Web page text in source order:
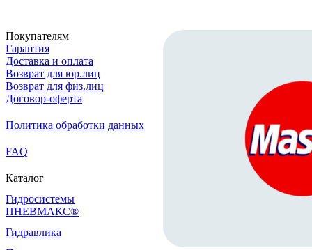
Покупателям
Гарантия
Доставка и оплата
Возврат для юр.лиц
Возврат для физ.лиц
Договор-оферта
Политика обработки данных
FAQ
Каталог
Гидросистемы
ПНЕВМАКС®
Гидравлика